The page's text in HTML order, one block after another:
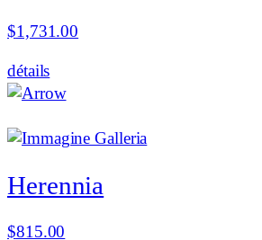
$1,731.00
détails
Herennia
$815.00